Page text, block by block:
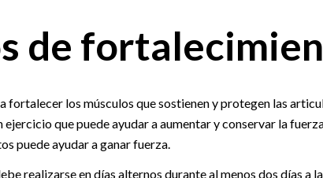
de
fortalecer los músculos que sostienen y protegen las
ejercicio que puede ayudar a aumentar y conservar la
puede ayudar a ganar fuerza.
realizarse en días alternos durante al menos dos días a